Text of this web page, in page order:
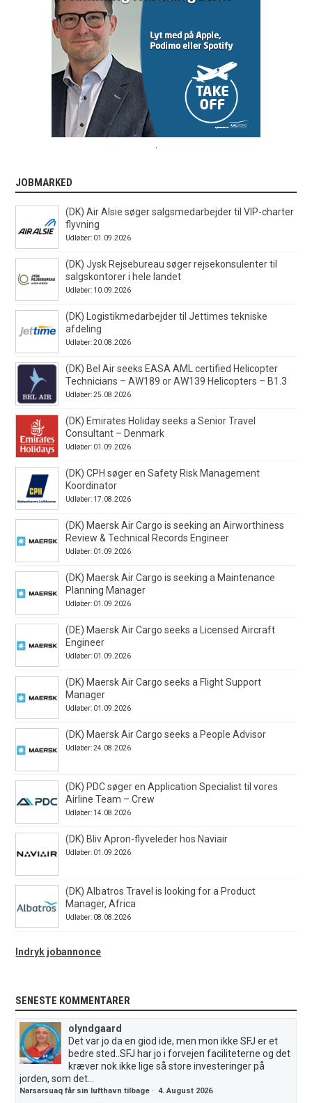
JOBMARKED
(DK) Air Alsie søger salgsmedarbejder til VIP-charter
flyvning
Udløber: 01.09.2026
(DK) Jysk Rejsebureau søger rejsekonsulenter til
salgskontorer i hele landet
Udløber: 10.09.2026
(DK) Logistikmedarbejder til Jettimes tekniske
afdeling
Udløber: 20.08.2026
(DK) Bel Air seeks EASA AML certified Helicopter
Technicians – AW189 or AW139 Helicopters – B1.3
Udløber: 25.08.2026
(DK) Emirates Holiday seeks a Senior Travel
Consultant – Denmark
Udløber: 01.09.2026
(DK) CPH søger en Safety Risk Management
Koordinator
Udløber: 17.08.2026
(DK) Maersk Air Cargo is seeking an Airworthiness
Review & Technical Records Engineer
Udløber: 01.09.2026
(DK) Maersk Air Cargo is seeking a Maintenance
Planning Manager
Udløber: 01.09.2026
(DE) Maersk Air Cargo seeks a Licensed Aircraft
Engineer
Udløber: 01.09.2026
(DK) Maersk Air Cargo seeks a Flight Support
Manager
Udløber: 01.09.2026
(DK) Maersk Air Cargo seeks a People Advisor
Udløber: 24.08.2026
(DK) PDC søger en Application Specialist til vores
Airline Team – Crew
Udløber: 14.08.2026
(DK) Bliv Apron-flyveleder hos Naviair
Udløber: 01.09.2026
(DK) Albatros Travel is looking for a Product
Manager, Africa
Udløber: 08.08.2026
Indryk jobannonce
SENESTE KOMMENTARER
olyndgaard
Det var jo da en giod ide, men mon ikke SFJ er et
bedre sted..SFJ har jo i forvejen faciliteterne og det
kræver nok ikke lige så store investeringer på
jorden, som det...
Narsarsuaq får sin lufthavn tilbage ·4. August 2026